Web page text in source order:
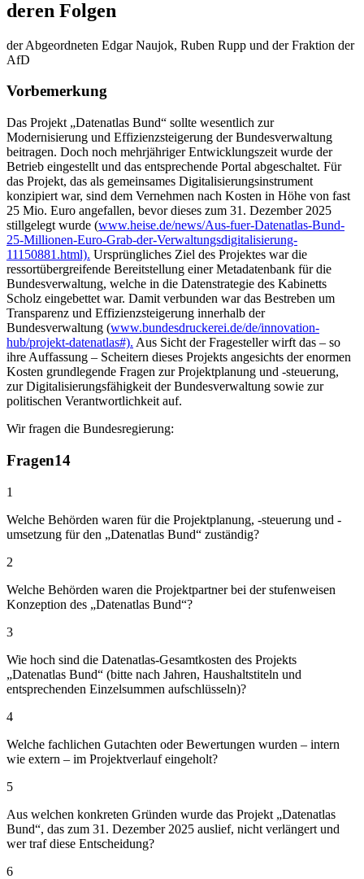
deren Folgen
der Abgeordneten Edgar Naujok, Ruben Rupp und der Fraktion der
AfD
Vorbemerkung
Das Projekt „Datenatlas Bund“ sollte wesentlich zur
Modernisierung und Effizienzsteigerung der Bundesverwaltung
beitragen. Doch noch mehrjähriger Entwicklungszeit wurde der
Betrieb eingestellt und das entsprechende Portal abgeschaltet. Für
das Projekt, das als gemeinsames Digitalisierungsinstrument
konzipiert war, sind dem Vernehmen nach Kosten in Höhe von fast
25 Mio. Euro angefallen, bevor dieses zum 31. Dezember 2025
stillgelegt wurde (www.heise.de/news/Aus-fuer-Datenatlas-Bund-
25-Millionen-Euro-Grab-der-Verwaltungsdigitalisierung-
11150881.html). Ursprüngliches Ziel des Projektes war die
ressortübergreifende Bereitstellung einer Metadatenbank für die
Bundesverwaltung, welche in die Datenstrategie des Kabinetts
Scholz eingebettet war. Damit verbunden war das Bestreben um
Transparenz und Effizienzsteigerung innerhalb der
Bundesverwaltung (www.bundesdruckerei.de/de/innovation-
hub/projekt-datenatlas#). Aus Sicht der Fragesteller wirft das – so
ihre Auffassung – Scheitern dieses Projekts angesichts der enormen
Kosten grundlegende Fragen zur Projektplanung und -steuerung,
zur Digitalisierungsfähigkeit der Bundesverwaltung sowie zur
politischen Verantwortlichkeit auf.
Wir fragen die Bundesregierung:
Fragen14
1
Welche Behörden waren für die Projektplanung, -steuerung und -
umsetzung für den „Datenatlas Bund“ zuständig?
2
Welche Behörden waren die Projektpartner bei der stufenweisen
Konzeption des „Datenatlas Bund“?
3
Wie hoch sind die Datenatlas-Gesamtkosten des Projekts
„Datenatlas Bund“ (bitte nach Jahren, Haushaltstiteln und
entsprechenden Einzelsummen aufschlüsseln)?
4
Welche fachlichen Gutachten oder Bewertungen wurden – intern
wie extern – im Projektverlauf eingeholt?
5
Aus welchen konkreten Gründen wurde das Projekt „Datenatlas
Bund“, das zum 31. Dezember 2025 auslief, nicht verlängert und
wer traf diese Entscheidung?
6